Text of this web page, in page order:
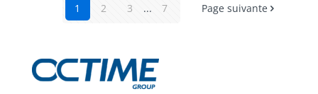
1 2 3 ... 7 Page suivante